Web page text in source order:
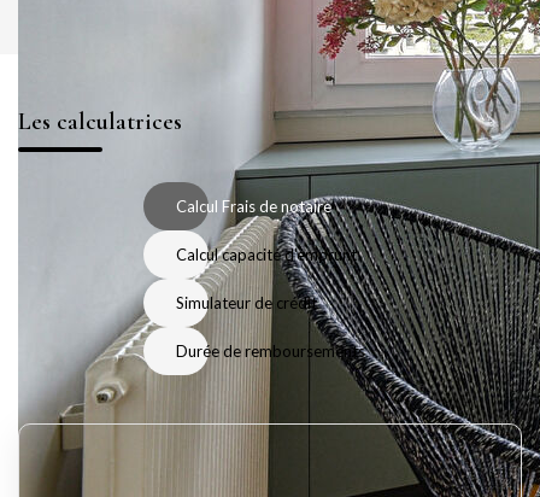
Les calculatrices
Calcul Frais de notaire
Calcul capacité d'emprunt
Simulateur de crédit
Durée de remboursements